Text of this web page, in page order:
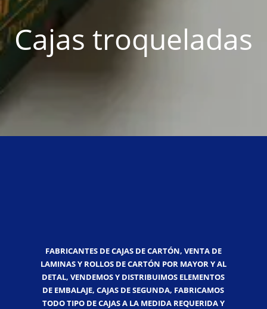
Cajas troqueladas
FABRICANTES DE CAJAS DE CARTÓN, VENTA DE
LAMINAS Y ROLLOS DE CARTÓN POR MAYOR Y AL
DETAL, VENDEMOS Y DISTRIBUIMOS ELEMENTOS
DE EMBALAJE, CAJAS DE SEGUNDA, FABRICAMOS
TODO TIPO DE CAJAS A LA MEDIDA REQUERIDA Y